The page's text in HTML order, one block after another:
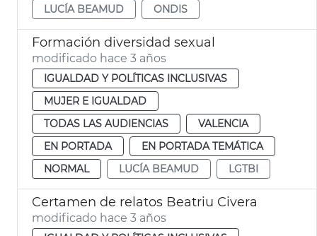
LUCÍA BEAMUD
ONDIS
Formación diversidad sexual
modificado hace 3 años
IGUALDAD Y POLÍTICAS INCLUSIVAS
MUJER E IGUALDAD
TODAS LAS AUDIENCIAS
VALENCIA
EN PORTADA
EN PORTADA TEMÁTICA
NORMAL
LUCÍA BEAMUD LGTBI
Certamen de relatos Beatriu Civera
modificado hace 3 años